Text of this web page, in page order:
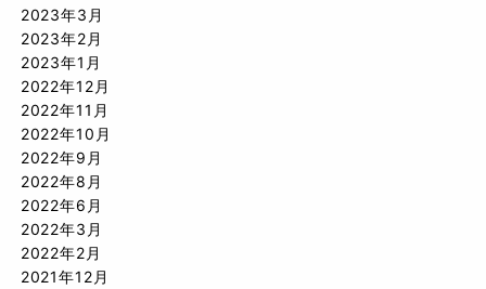
2023年3月
2023年2月
2023年1月
2022年12月
2022年11月
2022年10月
2022年9月
2022年8月
2022年6月
2022年3月
2022年2月
2021年12月